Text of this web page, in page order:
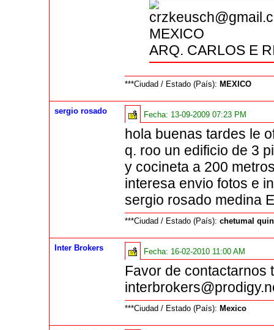
MEXICO
ARQ. CARLOS E
***Ciudad / Estado (País): MEXICO
sergio rosado Fecha: 13-09-2009 07:23 PM
hola buenas tardes le
q. roo un edificio de 3
y cocineta a 200
interesa envio fotos e
sergio rosado medina
***Ciudad / Estado (País):chetumal
Inter Brokers Fecha: 16-02-2010 11:00 AM
Favor de contactarnos
***Ciudad / Estado (País): Mexico